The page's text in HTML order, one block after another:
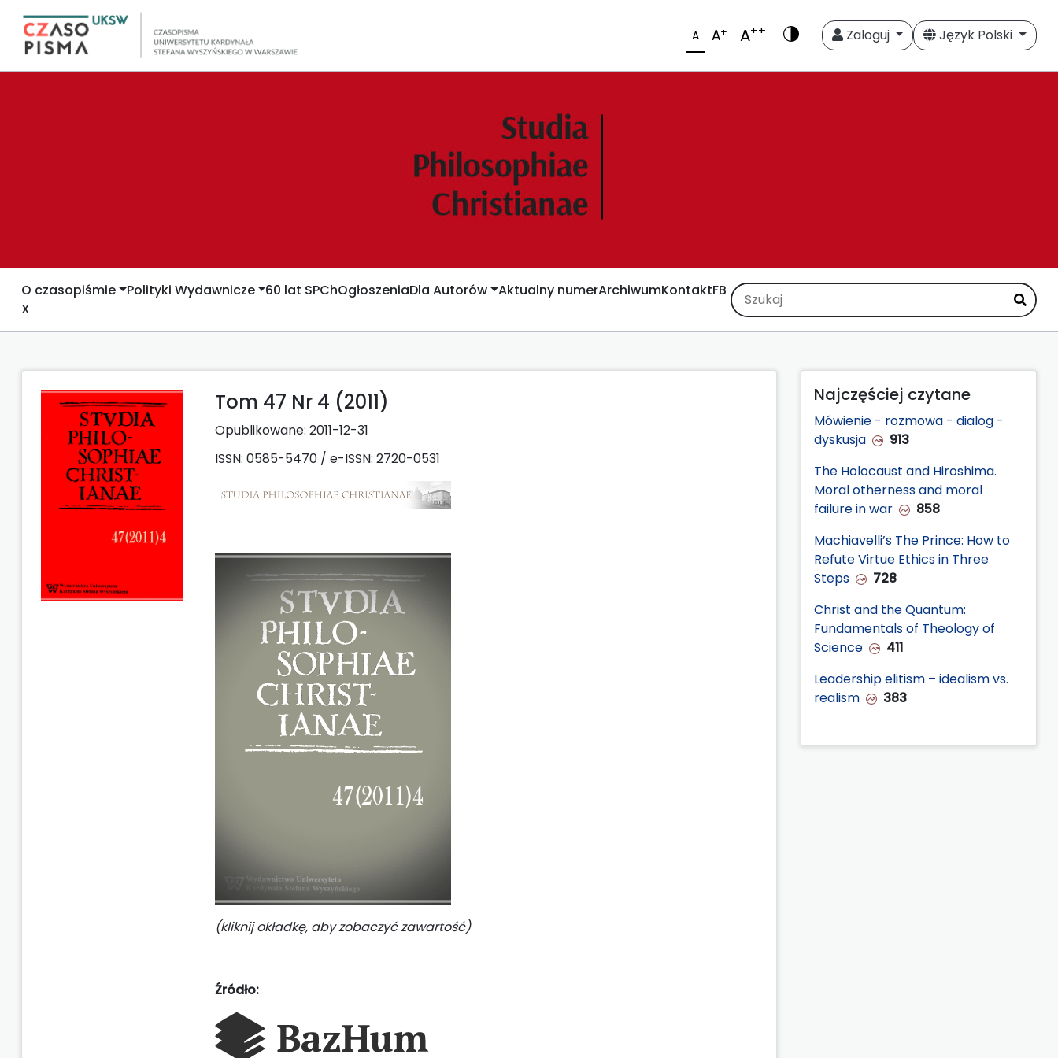
A A+ A++ Zaloguj Język Polski
O czasopiśmie Polityki Wydawnicze 60 lat SPChOgłoszeniaDla Autorów Aktualny numerArchiwumKontaktFB
X
Tom 47 Nr 4 (2011)
Opublikowane: 2011-12-31
ISSN: 0585-5470 / e-ISSN: 2720-0531
(kliknij okładkę, aby zobaczyć zawartość)
Źródło:
Najczęściej czytane
Mówienie - rozmowa - dialog -
dyskusja
913
The Holocaust and Hiroshima.
Moral otherness and moral
failure in war
858
Machiavelli’s The Prince: How to
Refute Virtue Ethics in Three
Steps
728
Christ and the Quantum:
Fundamentals of Theology of
Science
411
Leadership elitism – idealism vs.
realism
383